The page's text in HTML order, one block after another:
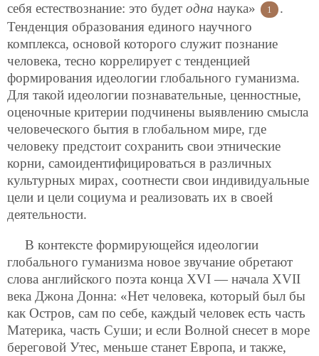
себя естествознание: это будет одна наука» 1
.
Тенденция образования единого научного
комплекса, основой которого служит познание
человека, тесно коррелирует с тенденцией
формирования идеологии глобального гуманизма.
Для такой идеологии познавательные, ценностные,
оценочные критерии подчинены выявлению смысла
человеческого бытия в глобальном мире, где
человеку предстоит сохранить свои этнические
корни, самоидентифицироваться в различных
культурных мирах, соотнести свои индивидуальные
цели и цели социума и реализовать их в своей
деятельности.
В контексте формирующейся идеологии
глобального гуманизма новое звучание обретают
слова английского поэта конца ХVI — начала XVII
века Джона Донна: «Нет человека, который был бы
как Остров, сам по себе, каждый человек есть часть
Материка, часть Суши; и если Волной снесет в море
береговой Утес, меньше станет Европа, и также,